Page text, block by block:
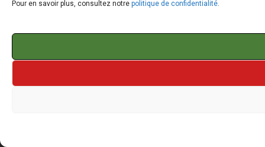
Pour en savoir plus, consultez notre politique de confidentialité.